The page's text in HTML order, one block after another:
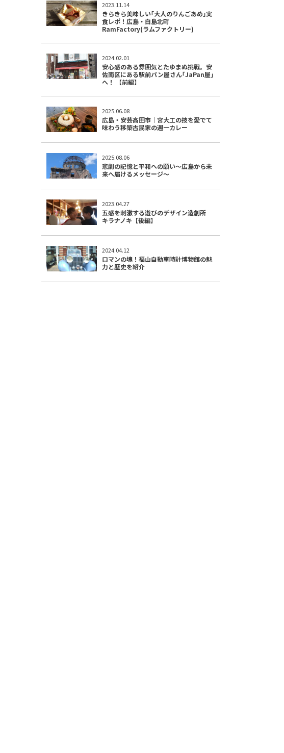
2023.11.14
きらきら美味しい｢大人のりんごあめ｣実
食レポ！広島・白島北町
RamFactory(ラムファクトリー)
2024.02.01
安心感のある雰囲気とたゆまぬ挑戦。安
佐南区にある駅前パン屋さん｢JaPan屋｣
へ！ 【前編】
2025.06.08
広島・安芸高田市｜宮大工の技を愛でて
味わう移築古民家の週一カレー
2025.08.06
悲劇の記憶と平和への願い〜広島から未
来へ届けるメッセージ〜
2023.04.27
五感を刺激する遊びのデザイン造創所
キラナノキ【後編】
2024.04.12
ロマンの塊！福山自動車時計博物館の魅
力と歴史を紹介